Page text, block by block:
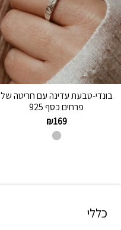
בונדי-טבעת עדינה עם חריטה של
פרחים כסף 925
₪169
כללי